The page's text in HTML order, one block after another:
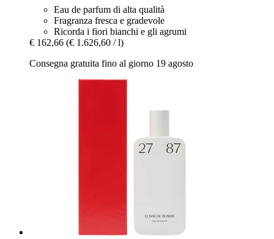
Eau de parfum di alta qualità
Fragranza fresca e gradevole
Ricorda i fiori bianchi e gli agrumi
€ 162,66 (€ 1.626,60 / l)
Consegna gratuita fino al giorno 19 agosto